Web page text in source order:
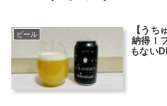
ビール
【うち
納得！
もない